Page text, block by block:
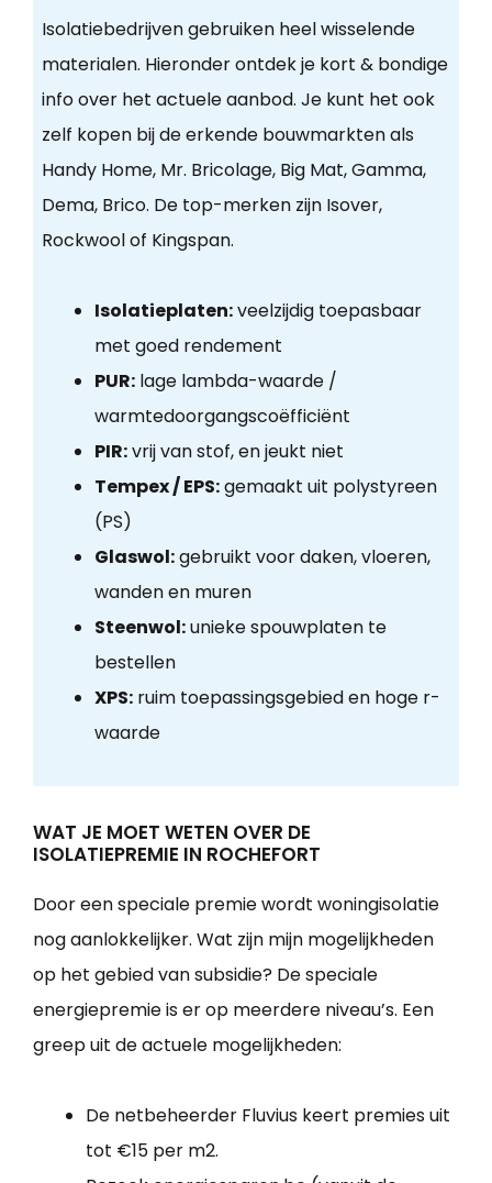
Isolatiebedrijven gebruiken heel wisselende
materialen. Hieronder ontdek je kort & bondige
info over het actuele aanbod. Je kunt het ook
zelf kopen bij de erkende bouwmarkten als
Handy Home, Mr. Bricolage, Big Mat, Gamma,
Dema, Brico. De top-merken zijn Isover,
Rockwool of Kingspan.
Isolatieplaten:veelzijdig toepasbaar
met goed rendement
PUR:lage lambda-waarde /
warmtedoorgangscoëfficiënt
PIR:vrij van stof, en jeukt niet
Tempex / EPS:gemaakt uit polystyreen
(PS)
Glaswol:gebruikt voor daken, vloeren,
wanden en muren
Steenwol:unieke spouwplaten te
bestellen
XPS:ruim toepassingsgebied en hoge r-
waarde
WAT JE MOET WETEN OVER DE
ISOLATIEPREMIE IN ROCHEFORT
Door een speciale premie wordt woningisolatie
nog aanlokkelijker. Wat zijn mijn mogelijkheden
op het gebied van subsidie? De speciale
energiepremie is er op meerdere niveau’s. Een
greep uit de actuele mogelijkheden:
De netbeheerder Fluvius keert premies uit
tot €15 per m2.